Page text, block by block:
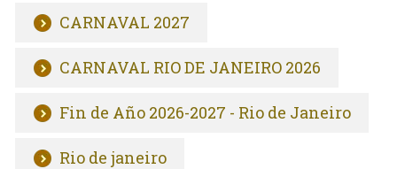
CARNAVAL 2027
CARNAVAL RIO DE JANEIRO 2026
Fin de Año 2026-2027 - Rio de Janeiro
Rio de janeiro